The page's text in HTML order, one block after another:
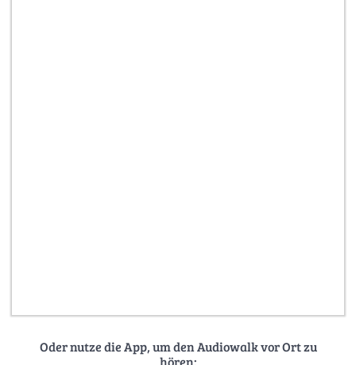
Oder nutze die App, um den Audiowalk vor Ort zu
hören: